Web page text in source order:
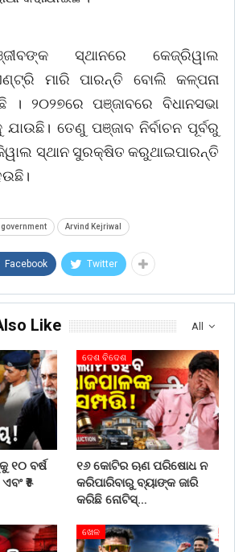
ସ୍ଥାନରେ କେଜ୍ରିୱାଲ
ମାରି ପାରନ୍ତି ବୋଲି କଳ୍ପନା
। ୨୦୨୭ରେ ପଞ୍ଜାବରେ ବିଧାନସଭା
ଯାଉଛି। ତେଣୁ ପଞ୍ଜାବ ନିର୍ବାଚନ ପୂର୍ବରୁ
ସ୍ଥାନ ସୁରକ୍ଷିତ କରୁଥାଇପାରନ୍ତି
government Arvind Kejriwal
Facebook Twitter
All
Like
୧୦ ବର୍ଷ
₹୫
ଦେଶ ବିଦେଶ
୧୬ କୋଟିର ଋଣ ପରିଷୋଧ ନ
କରିପାରିବାରୁ ବ୍ୟାଙ୍କ ଜାରି
କରିଛି ନୋଟିସ୍…
ଖେଳ